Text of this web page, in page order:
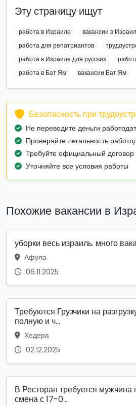
Эту страницу ищут
работа в Израиле
вакансии в
работа для репатриантов
работа в Израиле для русских
работа в Бат Ям
вакансии Бат Ям
Безопасность при
Не переводите деньги
Проверяйте легальность
Требуйте официальный договор
Уточняйте все условия работы
Похожие вакансии в
уборки весь израиль. много
Афула
06.11.2025
Требуются Грузчики на
полную и ч...
Хедера
02.12.2025
В Ресторан требуется мужчина
смена с 17-0...